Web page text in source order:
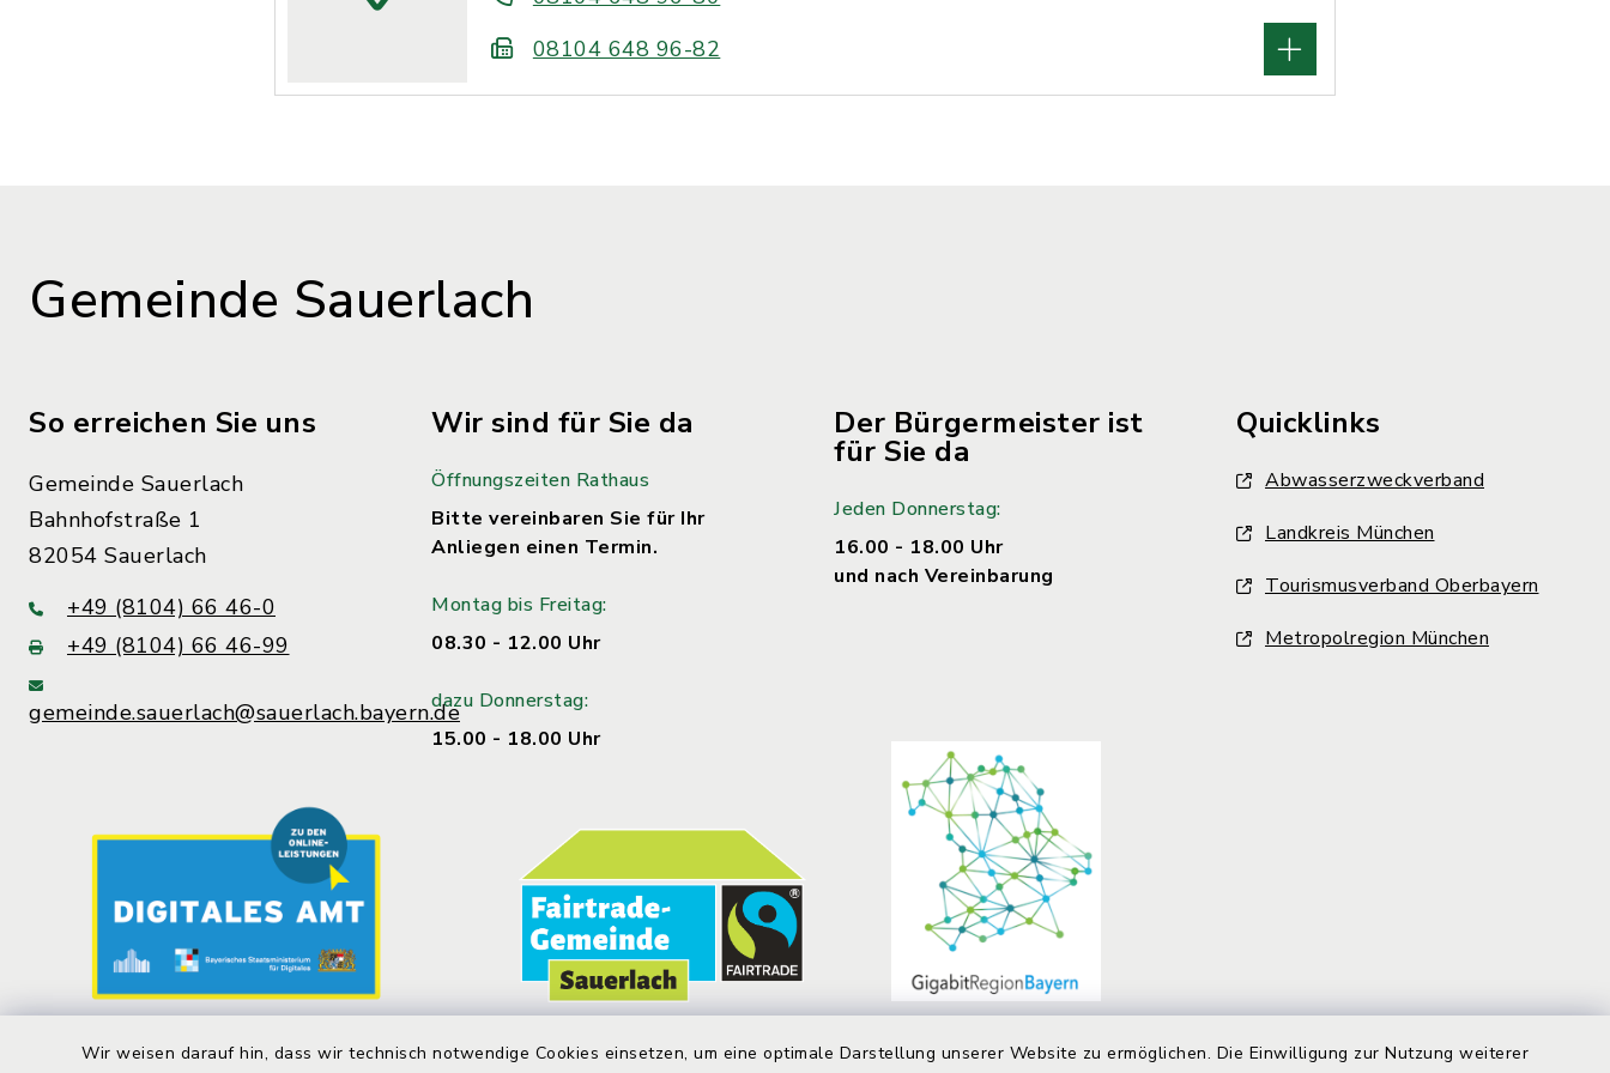
Wir weisen darauf hin, dass wir technisch notwendige Cookies einsetzen, um eine optimale Darstellung unserer Website zu ermöglichen. Die Einwilligung zur Nutzung weiterer
08104 648 96-82
Gemeinde Sauerlach
So erreichen Sie uns
Gemeinde Sauerlach
Bahnhofstraße 1
82054 Sauerlach
+49 (8104) 66 46-0
+49 (8104) 66 46-99
gemeinde.sauerlach@sauerlach.bayern.de
Wir sind für Sie da
Öffnungszeiten Rathaus
Bitte vereinbaren Sie für Ihr
Anliegen einen Termin.
Montag bis Freitag:
08.30 - 12.00 Uhr
dazu Donnerstag:
15.00 - 18.00 Uhr
Der Bürgermeister ist
für Sie da
Jeden Donnerstag:
16.00 - 18.00 Uhr
und nach Vereinbarung
Quicklinks
Abwasserzweckverband
Landkreis München
Tourismusverband Oberbayern
Metropolregion München